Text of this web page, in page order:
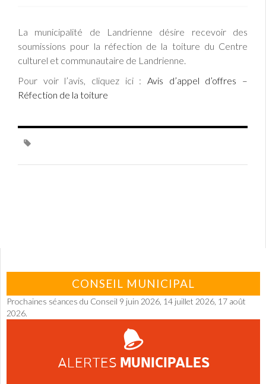
La municipalité de Landrienne désire recevoir des
soumissions pour la réfection de la toiture du Centre
culturel et communautaire de Landrienne.
Pour voir l’avis, cliquez ici : Avis d’appel d’offres –
Réfection de la toiture
CONSEIL MUNICIPAL
Prochaines séances du Conseil 9 juin 2026, 14 juillet 2026, 17 août
2026.
ALERTES MUNICIPALES